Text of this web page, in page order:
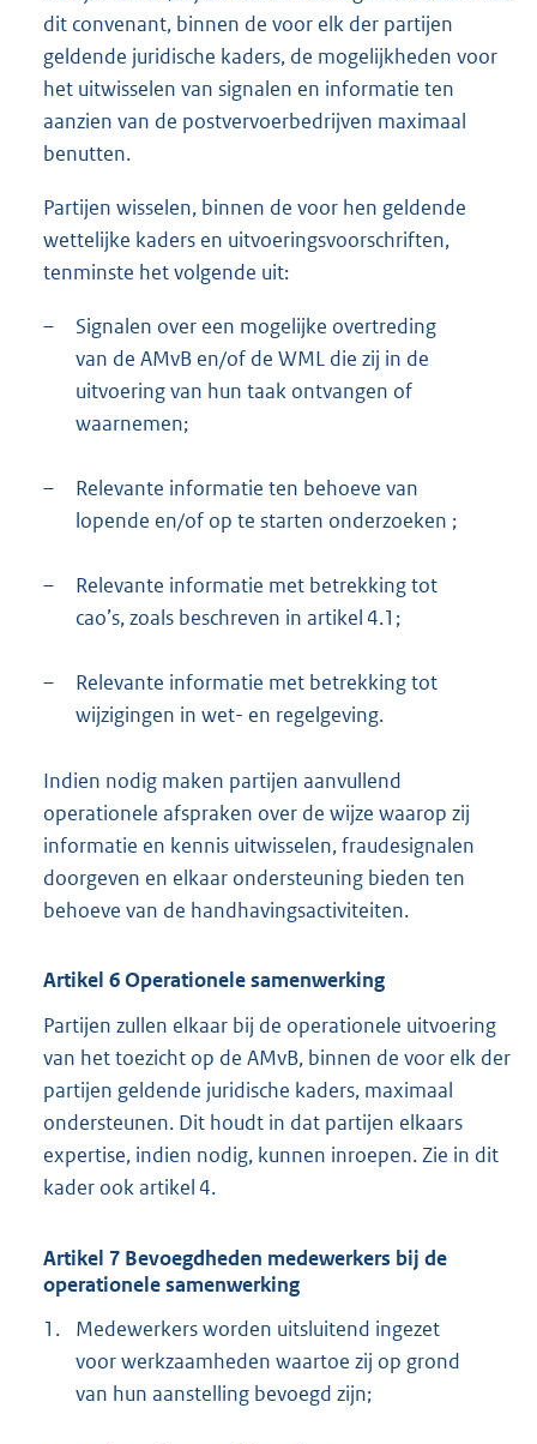
dit convenant, binnen de voor elk der partijen
geldende juridische kaders, de mogelijkheden voor
het uitwisselen van signalen en informatie ten
aanzien van de postvervoerbedrijven maximaal
benutten.
Partijen wisselen, binnen de voor hen geldende
wettelijke kaders en uitvoeringsvoorschriften,
tenminste het volgende uit:
–
Signalen over een mogelijke overtreding
van de AMvB en/of de WML die zij in de
uitvoering van hun taak ontvangen of
waarnemen;
–
Relevante informatie ten behoeve van
lopende en/of op te starten onderzoeken ;
–
Relevante informatie met betrekking tot
cao’s, zoals beschreven in artikel 4.1;
–
Relevante informatie met betrekking tot
wijzigingen in wet- en regelgeving.
Indien nodig maken partijen aanvullend
operationele afspraken over de wijze waarop zij
informatie en kennis uitwisselen, fraudesignalen
doorgeven en elkaar ondersteuning bieden ten
behoeve van de handhavingsactiviteiten.
Artikel 6 Operationele samenwerking
Partijen zullen elkaar bij de operationele uitvoering
van het toezicht op de AMvB, binnen de voor elk der
partijen geldende juridische kaders, maximaal
ondersteunen. Dit houdt in dat partijen elkaars
expertise, indien nodig, kunnen inroepen. Zie in dit
kader ook artikel 4.
Artikel 7 Bevoegdheden medewerkers bij de
operationele samenwerking
1.
Medewerkers worden uitsluitend ingezet
voor werkzaamheden waartoe zij op grond
van hun aanstelling bevoegd zijn;